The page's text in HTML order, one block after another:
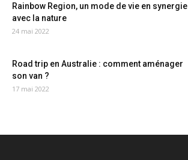
Rainbow Region, un mode de vie en synergie
avec la nature
24 mai 2022
Road trip en Australie : comment aménager
son van ?
17 mai 2022